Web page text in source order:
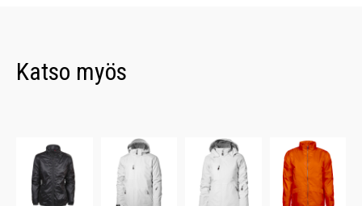
Katso myös